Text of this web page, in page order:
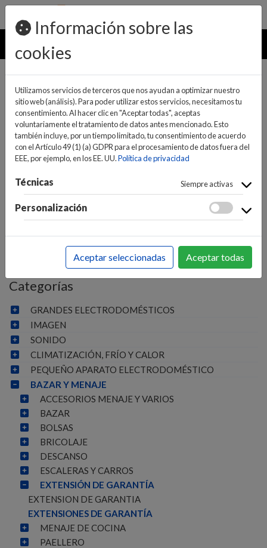
pedidos@ideaelectrodomesticos.com
924 047 836
MENU
INICIO>BAZAR Y MENAJE>EXTENSIÓN DE GARANTÍA
EXTENSIONES DE GARANTÍA
Categorías
GRANDES ELECTRODOMÉSTICOS
IMAGEN
SONIDO
CLIMATIZACIÓN, FRÍO Y CALOR
PEQUEÑO APARATO ELECTRODOMÉSTICO
BAZAR Y MENAJE
ACCESORIOS MENAJE Y VARIOS
BAZAR
BOLSAS
BRICOLAJE
DESCANSO
ESCALERAS Y CARROS
EXTENSIÓN DE GARANTÍA
EXTENSION DE GARANTIA
EXTENSIONES DE GARANTÍA
MENAJE DE COCINA
PAELLERO
Información sobre las
cookies
Utilizamos servicios de terceros que nos ayudan a optimizar nuestro
sitio web (análisis). Para poder utilizar estos servicios, necesitamos tu
consentimiento. Al hacer clic en "Aceptar todas", aceptas
voluntariamente el tratamiento de datos antes mencionado. Esto
también incluye, por un tiempo limitado, tu consentimiento de acuerdo
con el Artículo 49 (1) (a) GDPR para el procesamiento de datos fuera del
EEE, por ejemplo, en los EE. UU.Política de privacidad
Técnicas Siempre activas
Personalización
Aceptar seleccionadas Aceptar todas